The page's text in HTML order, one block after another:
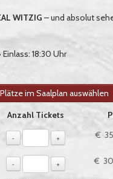
WITZIG – und absolut
18:30 Uhr
Plätze im Saalplan auswählen
pro Preiskategorie, sofern
Anzahl Tickets
- + €
- + €